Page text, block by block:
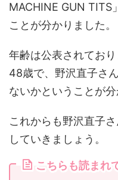
MACHINE GUN TITS
ことが分かりました。
年齢は公表されてお
48歳で、野沢直子さ
ないかということが分
これからも野沢直子
していきましょう。
こちらも読まれ